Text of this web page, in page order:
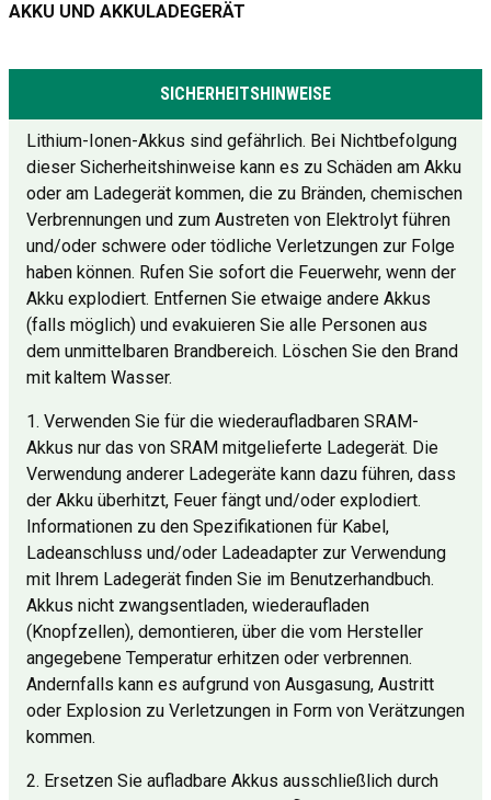
AKKU UND AKKULADEGERÄT
SICHERHEITSHINWEISE
Lithium-Ionen-Akkus sind gefährlich. Bei Nichtbefolgung
dieser Sicherheitshinweise kann es zu Schäden am Akku
oder am Ladegerät kommen, die zu Bränden, chemischen
Verbrennungen und zum Austreten von Elektrolyt führen
und/oder schwere oder tödliche Verletzungen zur Folge
haben können. Rufen Sie sofort die Feuerwehr, wenn der
Akku explodiert. Entfernen Sie etwaige andere Akkus
(falls möglich) und evakuieren Sie alle Personen aus
dem unmittelbaren Brandbereich. Löschen Sie den Brand
mit kaltem Wasser.
1. Verwenden Sie für die wiederaufladbaren SRAM-
Akkus nur das von SRAM mitgelieferte Ladegerät. Die
Verwendung anderer Ladegeräte kann dazu führen, dass
der Akku überhitzt, Feuer fängt und/oder explodiert.
Informationen zu den Spezifikationen für Kabel,
Ladeanschluss und/oder Ladeadapter zur Verwendung
mit Ihrem Ladegerät finden Sie im Benutzerhandbuch.
Akkus nicht zwangsentladen, wiederaufladen
(Knopfzellen), demontieren, über die vom Hersteller
angegebene Temperatur erhitzen oder verbrennen.
Andernfalls kann es aufgrund von Ausgasung, Austritt
oder Explosion zu Verletzungen in Form von Verätzungen
kommen.
2. Ersetzen Sie aufladbare Akkus ausschließlich durch